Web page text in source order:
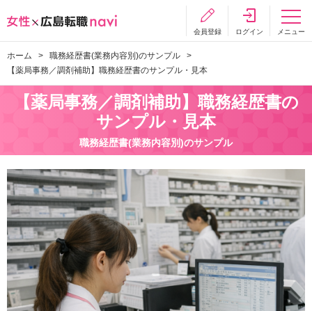
会員登録 ログイン メニュー
ホーム
職務経歴書(業務内容別)のサンプル
【薬局事務／調剤補助】職務経歴書のサンプル・見本
【薬局事務／調剤補助】職務経歴書の
サンプル・見本
職務経歴書(業務内容別)のサンプル